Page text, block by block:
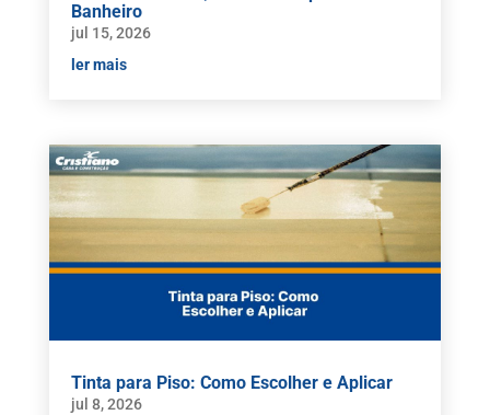
Banheiro
jul 15, 2026
ler mais
Tinta para Piso: Como Escolher e Aplicar
jul 8, 2026